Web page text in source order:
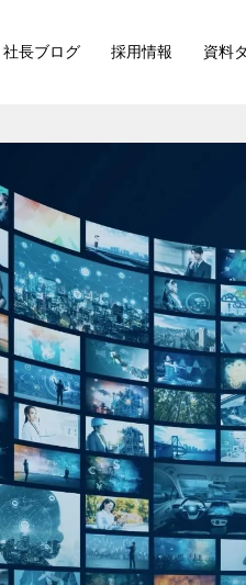
社長ブログ 採用情報 資料